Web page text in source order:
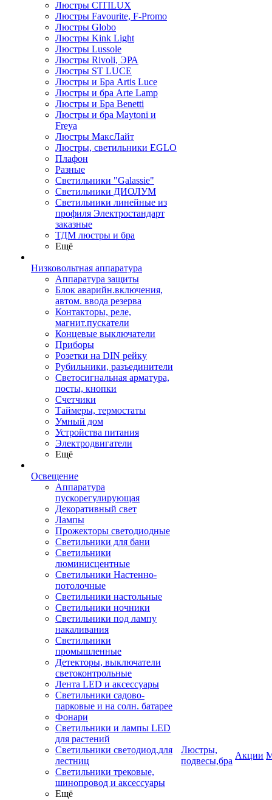
Люстры CITILUX
Люстры Favourite, F-Promo
Люстры Globo
Люстры Kink Light
Люстры Lussole
Люстры Rivoli, ЭРА
Люстры ST LUCE
Люстры и Бра Artis Luce
Люстры и бра Arte Lamp
Люстры и Бра Benetti
Люстры и бра Maytoni и
Freya
Люстры МаксЛайт
Люстры, светильники EGLO
Плафон
Разные
Светильники "Galassie"
Светильники ДИОЛУМ
Светильники линейные из
профиля Электростандарт
заказные
ТДМ люстры и бра
Ещё
Низковольтная аппаратура
Аппаратура защиты
Блок аварийн.включения,
автом. ввода резерва
Контакторы, реле,
магнит.пускатели
Концевые выключатели
Приборы
Розетки на DIN рейку
Рубильники, разъединители
Светосигнальная арматура,
посты, кнопки
Счетчики
Таймеры, термостаты
Умный дом
Устройства питания
Электродвигатели
Ещё
Освещение
Аппаратура
пускорегулирующая
Декоративный свет
Лампы
Прожекторы светодиодные
Светильники для бани
Светильники
люминисцентные
Светильники Настенно-
потолочные
Светильники настольные
Светильники ночники
Светильники под лампу
накаливания
Светильники
промышленные
Детекторы, выключатели
светоконтрольные
Лента LED и аксессуары
Светильники садово-
парковые и на солн. батарее
Фонари
Светильники и лампы LED
для растений
Светильники светодиод.для
лестниц
Светильники трековые,
шинопровод и аксессуары
Ещё
Люстры,
подвесы,бра
Акции